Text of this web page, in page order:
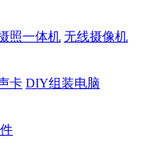
照一体机 无线摄像机
卡 DIY组装电脑